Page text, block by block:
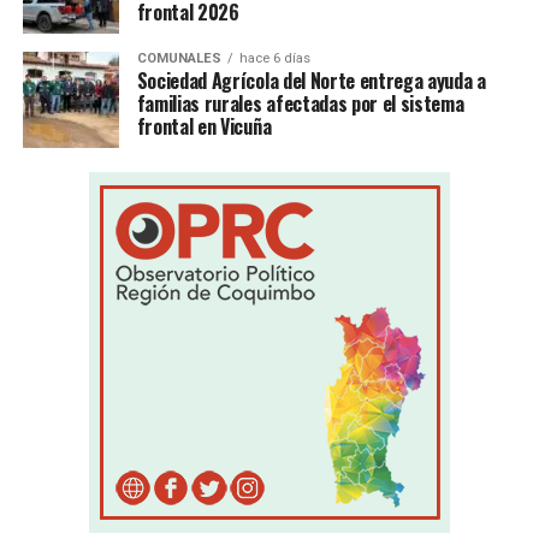
frontal 2026
COMUNALES hace 6 días
Sociedad Agrícola del Norte entrega ayuda a
familias rurales afectadas por el sistema
frontal en Vicuña